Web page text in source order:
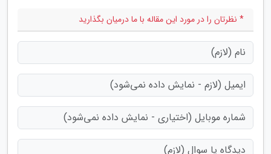
* نظرتان را در مورد این مقاله با ما درمیان بگذارید